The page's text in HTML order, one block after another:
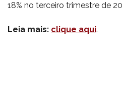
18% no terceiro trimestre de
Leia mais: clique aqui.